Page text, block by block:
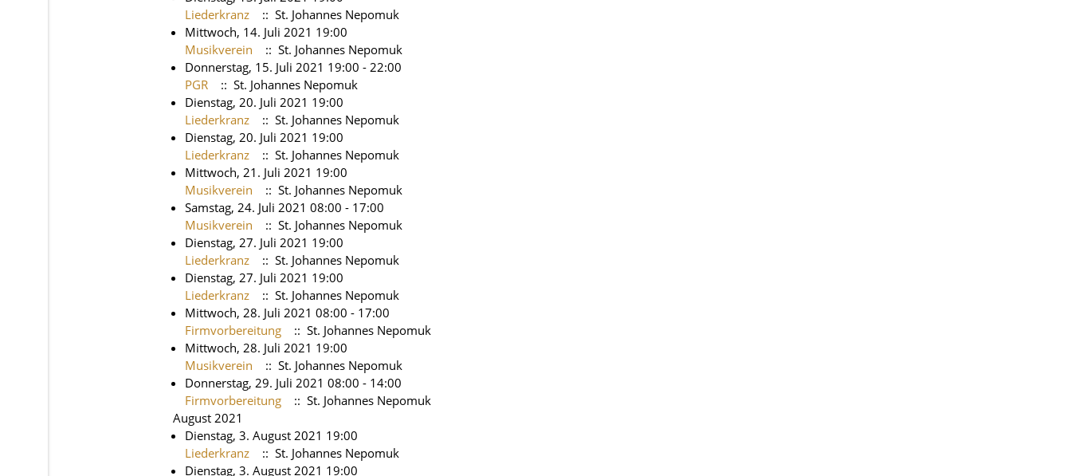
Liederkranz
:: St. Johannes Nepomuk
Mittwoch, 14. Juli 2021 19:00
Musikverein
:: St. Johannes Nepomuk
Donnerstag, 15. Juli 2021 19:00 - 22:00
PGR
:: St. Johannes Nepomuk
Dienstag, 20. Juli 2021 19:00
Liederkranz
:: St. Johannes Nepomuk
Dienstag, 20. Juli 2021 19:00
Liederkranz
:: St. Johannes Nepomuk
Mittwoch, 21. Juli 2021 19:00
Musikverein
:: St. Johannes Nepomuk
Samstag, 24. Juli 2021 08:00 - 17:00
Musikverein
:: St. Johannes Nepomuk
Dienstag, 27. Juli 2021 19:00
Liederkranz
:: St. Johannes Nepomuk
Dienstag, 27. Juli 2021 19:00
Liederkranz
:: St. Johannes Nepomuk
Mittwoch, 28. Juli 2021 08:00 - 17:00
Firmvorbereitung
:: St. Johannes Nepomuk
Mittwoch, 28. Juli 2021 19:00
Musikverein
:: St. Johannes Nepomuk
Donnerstag, 29. Juli 2021 08:00 - 14:00
Firmvorbereitung
:: St. Johannes Nepomuk
August 2021
Dienstag, 3. August 2021 19:00
Liederkranz
:: St. Johannes Nepomuk
Dienstag, 3. August 2021 19:00